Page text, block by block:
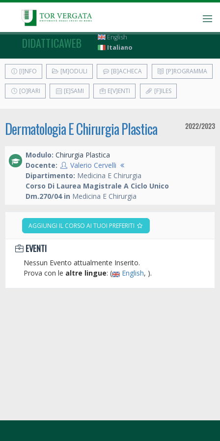
DIDATTICAWEB
English
Italiano
[I]NFO [M]ODULI [B]ACHECA [P]ROGRAMMA
[O]RARI [E]SAMI E[V]ENTI [F]ILES
Dermatologia E Chirurgia Plastica 2022/2023
Modulo: Chirurgia Plastica
Docente:
Valerio Cervelli
Dipartimento: Medicina E Chirurgia
Corso Di Laurea Magistrale A Ciclo Unico
Dm.270/04 in Medicina E Chirurgia
AGGIUNGI IL CORSO AI TUOI PREFERITI
EVENTI
Nessun Evento attualmente Inserito.
Prova con le altre lingue: ( English, ).